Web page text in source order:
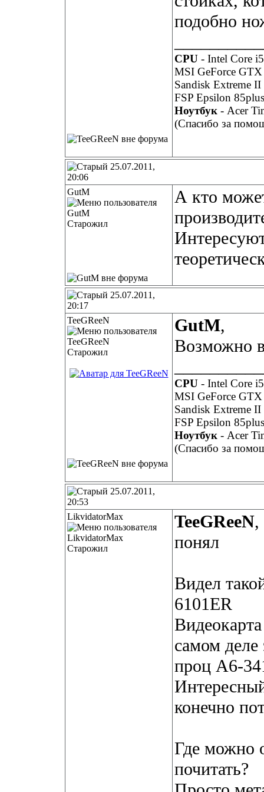
подобно
CPU - Intel Core
MSI GeForce
Sandisk Extreme
FSP Epsilon
Ноутбук - Acer
(Спасибо за
25.07.2011,
20:06
GutM
Старожил
А кто
25.07.2011,
20:17
TeeGReeN
Старожил
GutM,
Возможно
CPU - Intel Core
MSI GeForce
Sandisk Extreme
FSP Epsilon
Ноутбук - Acer
(Спасибо за
25.07.2011,
20:53
LikvidatorMax
Старожил
TeeGReeN,
понял
Видел
6101ER
самом деле
проц A6-
конечно
Где можно
почитать?